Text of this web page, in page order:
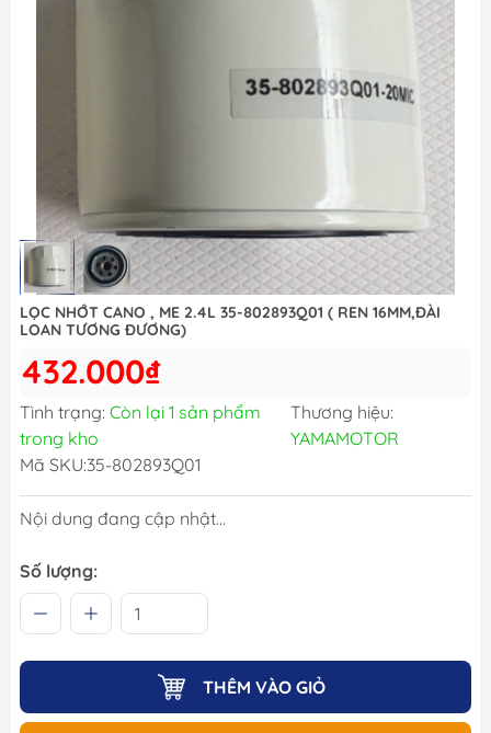
LỌC NHỚT CANO , ME 2.4L 35-802893Q01 ( REN 16MM,ĐÀI
LOAN TƯƠNG ĐƯƠNG)
432.000₫
Tình trạng: Còn lại 1 sản phẩm
trong kho
Thương hiệu:
YAMAMOTOR
Mã SKU:35-802893Q01
Nội dung đang cập nhật...
Số lượng:
THÊM VÀO GIỎ